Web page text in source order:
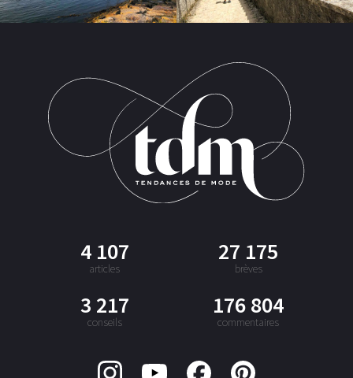
4 107
articles
27 175
brèves
3 217
conseils
176 804
commentaires